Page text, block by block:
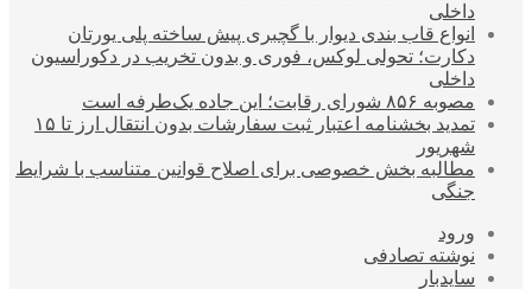
داخلی
انواع قاب بندی دیوار با گچبری پیش ساخته پلی یورتان
دکارت؛ تحولی لوکس، فوری و بدون تخریب در دکوراسیون
داخلی
مصوبه ۸۵۶ شورای رقابت؛ این جاده یک‌طرفه است
تمدید بخشنامه اعتبار ثبت سفارشات بدون انتقال ارز تا ۱۵
شهریور
مطالبه بخش خصوصی برای اصلاح قوانین متناسب با شرایط
جنگی
ورود
نوشته تصادفی
سایدبار